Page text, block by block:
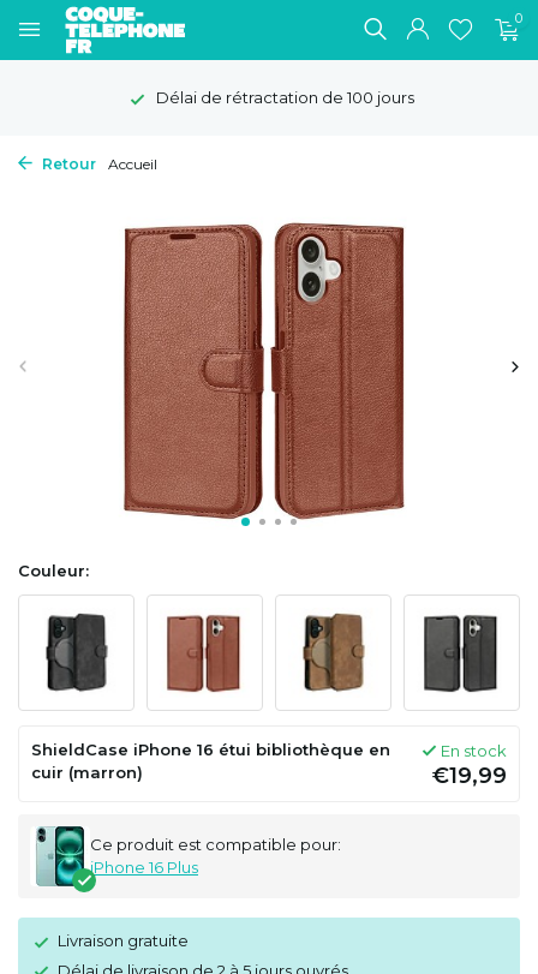
0
Délai de rétractation de 100 jours
Retour Accueil
Couleur:
ShieldCase iPhone 16 étui bibliothèque en
cuir (marron)
En stock
€19,99
Ce produit est compatible pour:
iPhone 16 Plus
Livraison gratuite
Délai de livraison de 2 à 5 jours ouvrés